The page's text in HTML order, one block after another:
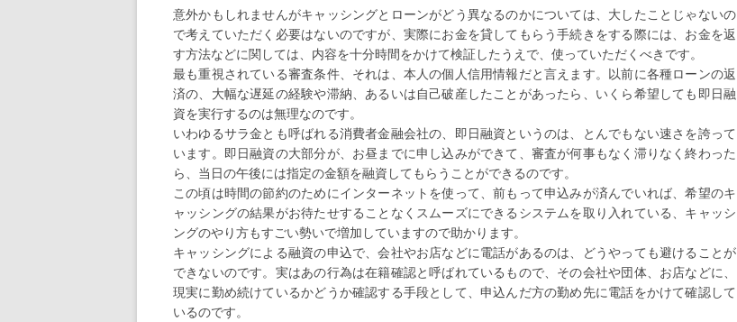
意外かもしれませんがキャッシングとローンがどう異なるのかについては、大したことじゃないの
で考えていただく必要はないのですが、実際にお金を貸してもらう手続きをする際には、お金を返
す方法などに関しては、内容を十分時間をかけて検証したうえで、使っていただくべきです。
最も重視されている審査条件、それは、本人の個人信用情報だと言えます。以前に各種ローンの返
済の、大幅な遅延の経験や滞納、あるいは自己破産したことがあったら、いくら希望しても即日融
資を実行するのは無理なのです。
いわゆるサラ金とも呼ばれる消費者金融会社の、即日融資というのは、とんでもない速さを誇って
います。即日融資の大部分が、お昼までに申し込みができて、審査が何事もなく滞りなく終わった
ら、当日の午後には指定の金額を融資してもらうことができるのです。
この頃は時間の節約のためにインターネットを使って、前もって申込みが済んでいれば、希望のキ
ャッシングの結果がお待たせすることなくスムーズにできるシステムを取り入れている、キャッシ
ングのやり方もすごい勢いで増加していますので助かります。
キャッシングによる融資の申込で、会社やお店などに電話があるのは、どうやっても避けることが
できないのです。実はあの行為は在籍確認と呼ばれているもので、その会社や団体、お店などに、
現実に勤め続けているかどうか確認する手段として、申込んだ方の勤め先に電話をかけて確認して
いるのです。